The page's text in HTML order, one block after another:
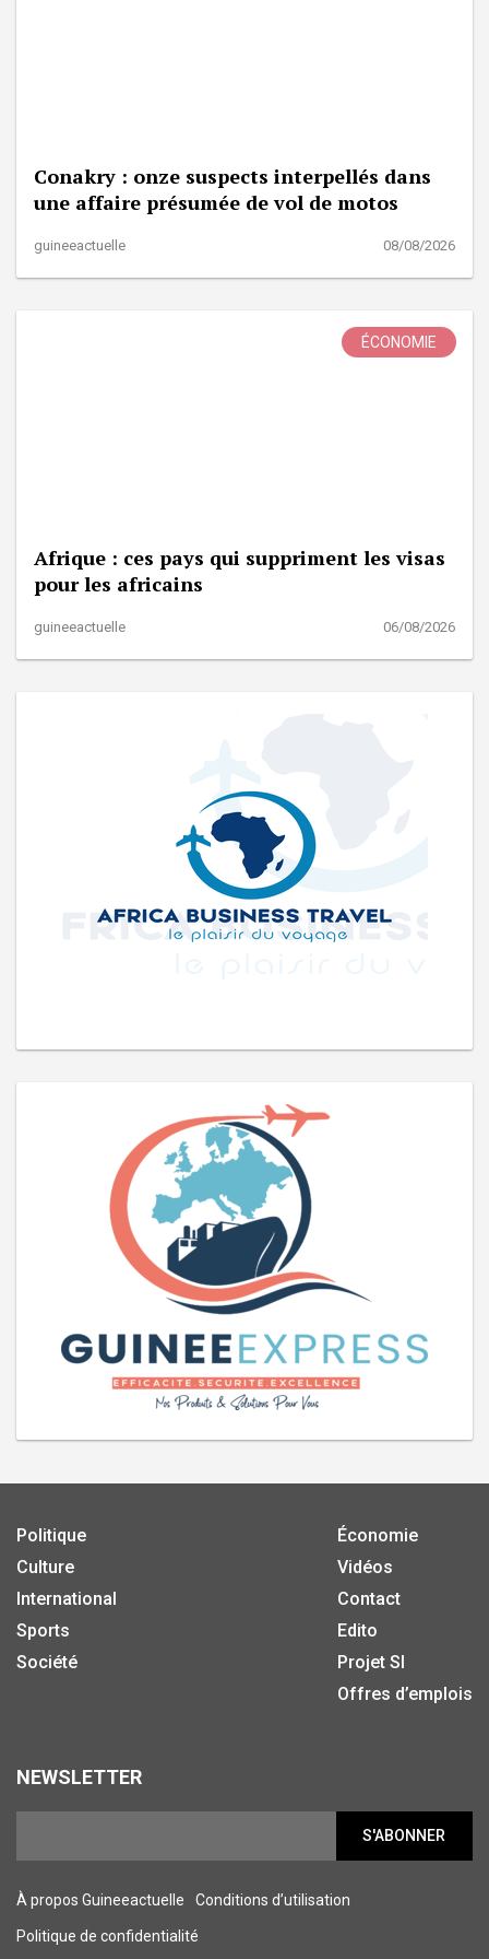
Conakry : onze suspects interpellés dans
une affaire présumée de vol de motos
guineeactuelle 08/08/2026
ÉCONOMIE
Afrique : ces pays qui suppriment les visas
pour les africains
guineeactuelle 06/08/2026
Politique
Culture
International
Sports
Société
Économie
Vidéos
Contact
Edito
Projet SI
Offres d’emplois
NEWSLETTER
S'ABONNER
À propos Guineeactuelle Conditions d’utilisation
Politique de confidentialité